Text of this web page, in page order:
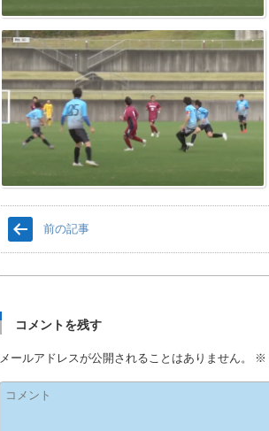
前の記事
コメントを残す
メールアドレスが公開されることはありません。 ※